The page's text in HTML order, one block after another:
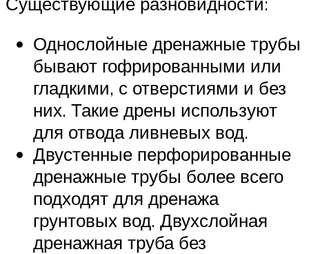
Однослойные дренажные трубы
бывают гофрированными или
гладкими, с отверстиями и без
них. Такие дрены используют
для отвода ливневых вод.
Двустенные перфорированные
дренажные трубы более всего
подходят для дренажа
грунтовых вод. Двухслойная
дренажная труба без